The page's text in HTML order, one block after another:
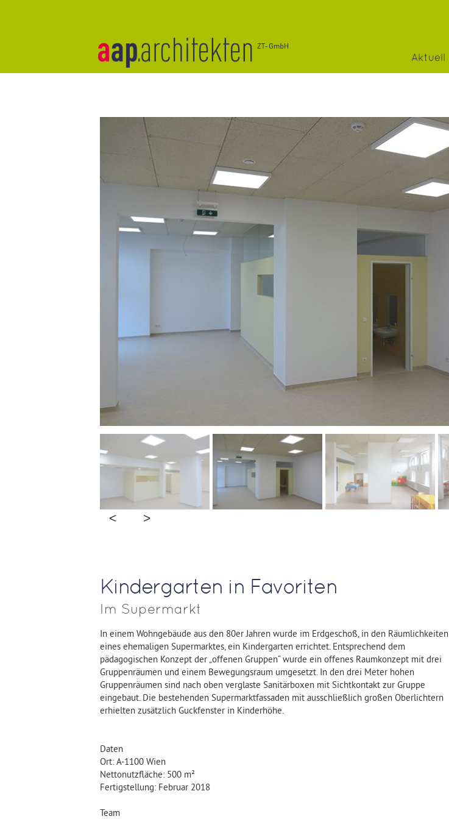
Aktuell
Kindergarten in Favoriten
Im Supermarkt
In einem Wohngebäude aus den 80er Jahren wurde im Erdgeschoß, in den Räumlichkeiten
eines ehemaligen Supermarktes, ein Kindergarten errichtet. Entsprechend dem
pädagogischen Konzept der „offenen Gruppen“ wurde ein offenes Raumkonzept mit drei
Gruppenräumen und einem Bewegungsraum umgesetzt. In den drei Meter hohen
Gruppenräumen sind nach oben verglaste Sanitärboxen mit Sichtkontakt zur Gruppe
eingebaut. Die bestehenden Supermarktfassaden mit ausschließlich großen Oberlichtern
erhielten zusätzlich Guckfenster in Kinderhöhe.
Daten
Ort: A-1100 Wien
Nettonutzfläche: 500 m²
Fertigstellung: Februar 2018
Team